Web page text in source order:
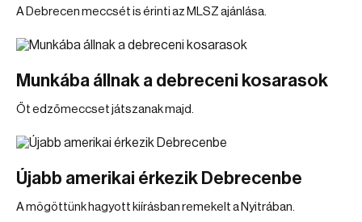
A Debrecen meccsét is érinti az MLSZ ajánlása.
Munkába állnak a debreceni kosarasok
Őt edzőmeccset játszanak majd.
Újabb amerikai érkezik Debrecenbe
A mögöttünk hagyott kiírásban remekelt a Nyitrában.